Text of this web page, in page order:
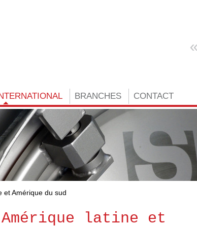
BRANCHES CONTACT
et Amérique du sud
Amérique latine et